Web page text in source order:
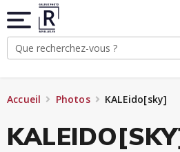
Accueil Photos KALEido[sky]